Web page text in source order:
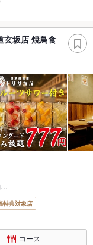
玄坂店 焼鳥食
…
特典対象店
コース